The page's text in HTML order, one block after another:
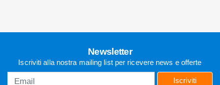
Newsletter
Iscriviti alla nostra mailing list per ricevere news e offerte
Iscriviti